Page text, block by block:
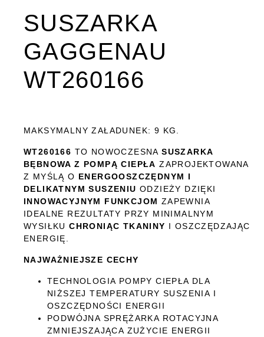
SUSZARKA
GAGGENAU
WT260166
MAKSYMALNY ZAŁADUNEK: 9 KG.
WT260166 TO NOWOCZESNASUSZARKA
BĘBNOWA Z POMPĄ CIEPŁA ZAPROJEKTOWANA
Z MYŚLĄ O ENERGOOSZCZĘDNYM I
DELIKATNYM SUSZENIU ODZIEŻY DZIĘKI
INNOWACYJNYM FUNKCJOM ZAPEWNIA
IDEALNE REZULTATY PRZY MINIMALNYM
WYSIŁKUCHRONIĄC TKANINY I OSZCZĘDZAJĄC
ENERGIĘ.
NAJWAŻNIEJSZE CECHY
TECHNOLOGIA POMPY CIEPŁA DLA
NIŻSZEJ TEMPERATURY SUSZENIA I
OSZCZĘDNOŚCI ENERGII
PODWÓJNA SPRĘŻARKA ROTACYJNA
ZMNIEJSZAJĄCA ZUŻYCIE ENERGII